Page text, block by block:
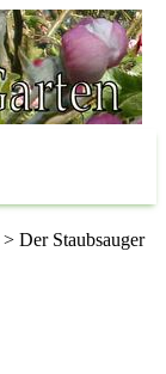
> Der Staubsauger